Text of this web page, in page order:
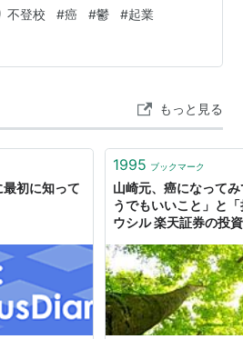
！ 令和８年８月８日８時８分ス
ど！ ザ！ 世 界 を 変 え る
替 わ り ！ ◆ 世 界 を 変 え る
不登校 #癌 #鬱 #起業
もっと見る
初に知って
1995 ブックマーク
山崎元、癌になって
うでもいいこと」と
ウシル 楽天証券の投